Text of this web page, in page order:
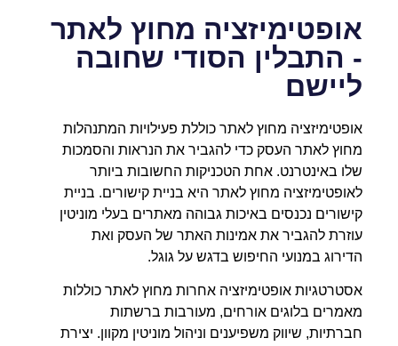
אופטימיזציה מחוץ לאתר
- התבלין הסודי שחובה
ליישם
אופטימיזציה מחוץ לאתר כוללת פעילויות המתנהלות
מחוץ לאתר העסק כדי להגביר את הנראות והסמכות
שלו באינטרנט. אחת הטכניקות החשובות ביותר
לאופטימיזציה מחוץ לאתר היא בניית קישורים. בניית
קישורים נכנסים באיכות גבוהה מאתרים בעלי מוניטין
עוזרת להגביר את אמינות האתר של העסק ואת
הדירוג במנועי החיפוש בדגש על גוגל.
אסטרטגיות אופטימיזציה אחרות מחוץ לאתר כוללות
מאמרים בלוגים אורחים, מעורבות ברשתות
חברתיות, שיווק משפיענים וניהול מוניטין מקוון. יצירת